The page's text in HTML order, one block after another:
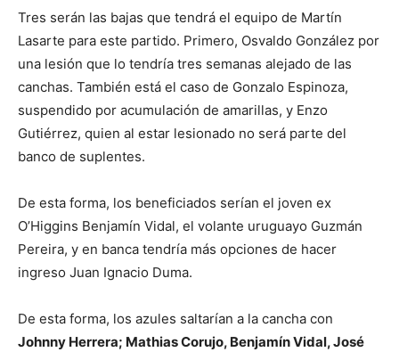
Tres serán las bajas que tendrá el equipo de Martín
Lasarte para este partido. Primero, Osvaldo González por
una lesión que lo tendría tres semanas alejado de las
canchas. También está el caso de Gonzalo Espinoza,
suspendido por acumulación de amarillas, y Enzo
Gutiérrez, quien al estar lesionado no será parte del
banco de suplentes.
De esta forma, los beneficiados serían el joven ex
O’Higgins Benjamín Vidal, el volante uruguayo Guzmán
Pereira, y en banca tendría más opciones de hacer
ingreso Juan Ignacio Duma.
De esta forma, los azules saltarían a la cancha con
Johnny Herrera; Mathias Corujo, Benjamín Vidal, José